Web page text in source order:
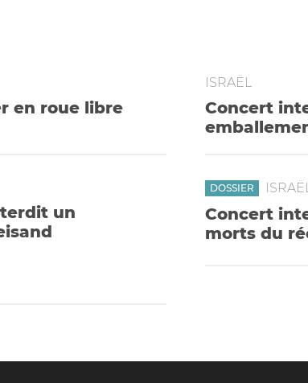
en roue libre
ISRAËL
Concert
un
DOSSIER
Concert
morts du